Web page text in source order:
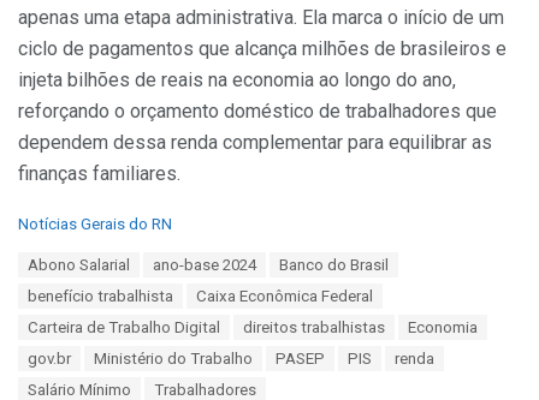
apenas uma etapa administrativa. Ela marca o início de um
ciclo de pagamentos que alcança milhões de brasileiros e
injeta bilhões de reais na economia ao longo do ano,
reforçando o orçamento doméstico de trabalhadores que
dependem dessa renda complementar para equilibrar as
finanças familiares.
C
Notícias Gerais do RN
Abono Salarial ano-base 2024
Banco do Brasil
benefício trabalhista
Caixa Econômica Federal
Carteira de Trabalho Digital
direitos trabalhistas
Economia
gov.br
Ministério do Trabalho PASEP PIS
renda
Salário Mínimo
Trabalhadores